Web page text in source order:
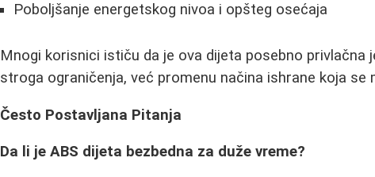
Poboljšanje energetskog nivoa i opšteg osećaja
Mnogi korisnici ističu da je ova dijeta posebno privlačna
stroga ograničenja, već promenu načina ishrane koja
Često Postavljana Pitanja
Da li je ABS dijeta bezbedna za duže vreme?